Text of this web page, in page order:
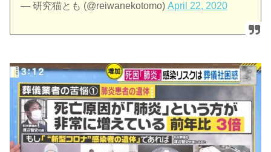
— 研究猫とも (@reiwanekotomo)April 22, 2020